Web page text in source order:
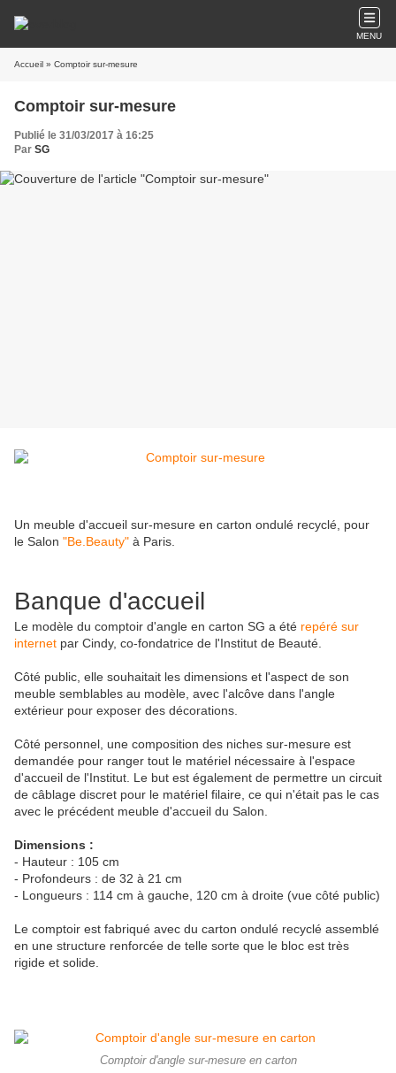
MENU
Accueil » Comptoir sur-mesure
Comptoir sur-mesure
Publié le 31/03/2017 à 16:25
Par SG
Un meuble d'accueil sur-mesure en carton ondulé recyclé, pour
le Salon "Be.Beauty" à Paris.
Banque d'accueil
Le modèle du comptoir d'angle en carton SG a été repéré sur
internet par Cindy, co-fondatrice de l'Institut de Beauté.
Côté public, elle souhaitait les dimensions et l'aspect de son
meuble semblables au modèle, avec l'alcôve dans l'angle
extérieur pour exposer des décorations.
Côté personnel, une composition des niches sur-mesure est
demandée pour ranger tout le matériel nécessaire à l'espace
d'accueil de l'Institut. Le but est également de permettre un circuit
de câblage discret pour le matériel filaire, ce qui n'était pas le cas
avec le précédent meuble d'accueil du Salon.
Dimensions :
- Hauteur : 105 cm
- Profondeurs : de 32 à 21 cm
- Longueurs : 114 cm à gauche, 120 cm à droite (vue côté public)
Le comptoir est fabriqué avec du carton ondulé recyclé assemblé
en une structure renforcée de telle sorte que le bloc est très
rigide et solide.
Comptoir d'angle sur-mesure en carton